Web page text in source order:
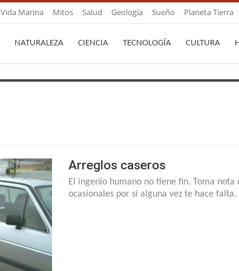
Vida Marina Mitos Salud Geología Sueño Planeta Tierra
NATURALEZA CIENCIA TECNOLOGÍA CULTURA
Arreglos caseros
El ingenio humano no tiene fin. Toma nota
ocasionales por si alguna vez te hace falta.